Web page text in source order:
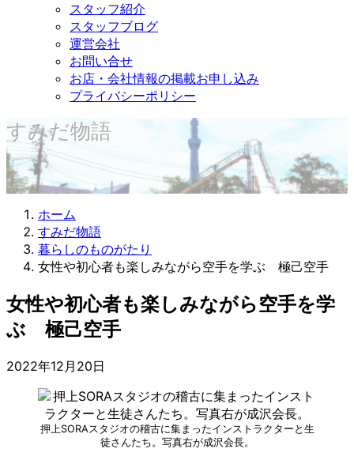
スタッフ紹介
スタッフブログ
運営会社
お問い合せ
お店・会社情報の掲載お申し込み
プライバシーポリシー
すみだ物語
ホーム
すみだ物語
暮らしのものがたり
女性や初心者も楽しみながら空手を学ぶ 極己空手
女性や初心者も楽しみながら空手を学
ぶ 極己空手
2022年12月20日
押上SORAスタジオの稽古に集まったインストラクターと生
徒さんたち。写真右が成沢会長。